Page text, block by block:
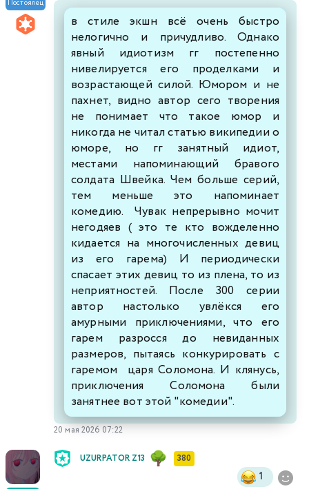
Постоялец
в стиле экшн всё очень быстро
нелогично и причудливо. Однако
явный идиотизм гг постепенно
нивелируется его проделками и
возрастающей силой. Юмором и не
пахнет, видно автор сего творения
не понимает что такое юмор и
никогда не читал статью википедии о
юморе, но гг занятный идиот,
местами напоминающий бравого
солдата Швейка. Чем больше серий,
тем меньше это напоминает
комедию. Чувак непрерывно мочит
негодяев ( это те кто вожделенно
кидается на многочисленных девиц
из его гарема) И периодически
спасает этих девиц то из плена, то из
неприятностей. После 300 серии
автор настолько увлёкся его
амурными приключениями, что его
гарем разросся до невиданных
размеров, пытаясь конкурировать с
гаремом царя Соломона. И клянусь,
приключения Соломона были
занятнее вот этой "комедии".
20 мая 2026 07:22
UZURPATOR Z13 380
1